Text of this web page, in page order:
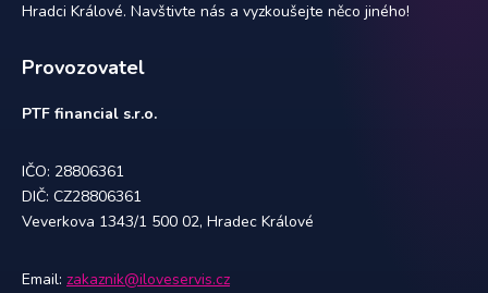
Hradci Králové. Navštivte nás a vyzkoušejte něco jiného!
Provozovatel
PTF financial s.r.o.
IČO: 28806361
DIČ: CZ28806361
Veverkova 1343/1 500 02, Hradec Králové
Email: zakaznik@iloveservis.cz